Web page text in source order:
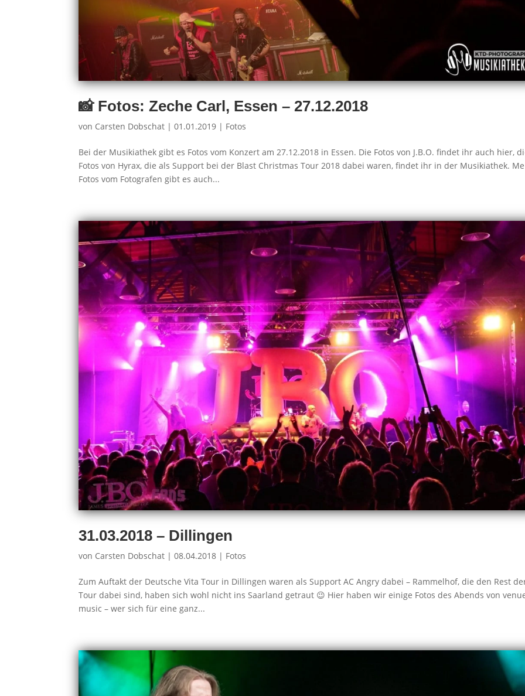
📸 Fotos: Zeche Carl, Essen – 27.12.2018
von Carsten Dobschat |01.01.2019 | Fotos
Bei der Musikiathek gibt es Fotos vom Konzert am 27.12.2018 in Essen. Die Fotos von J.B.O. findet ihr auch hier,
Fotos von Hyrax, die als Support bei der Blast Christmas Tour 2018 dabei waren, findet ihr in der Musikiathek.
Fotos vom Fotografen gibt es auch...
31.03.2018 – Dillingen
von Carsten Dobschat |08.04.2018 | Fotos
Zum Auftakt der Deutsche Vita Tour in Dillingen waren als Support AC Angry dabei – Rammelhof, die den Rest
Tour dabei sind, haben sich wohl nicht ins Saarland getraut 😉 Hier haben wir einige Fotos des Abends von
music – wer sich für eine ganz...